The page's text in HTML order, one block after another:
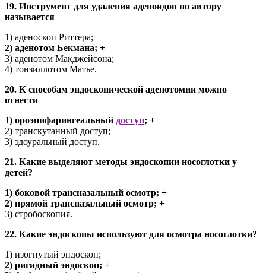
19. Инструмент для удаления аденоидов по автору
называется
1) аденоскоп Риттера;
2) аденотом Бекмана; +
3) аденотом Макджейсона;
4) тонзиллотом Матье.
20. К способам эндоскопической аденотомии можно
отнести
1) ороэпифарингеальный доступ; +
2) транскутанный доступ;
3) эдоуральный доступ.
21. Какие выделяют методы эндоскопии носоглотки у
детей?
1) боковой трансназальный осмотр; +
2) прямой трансназальный осмотр; +
3) стробоскопия.
22. Какие эндоскопы используют для осмотра носоглотки?
1) изогнутый эндоскоп;
2) ригидный эндоскоп; +